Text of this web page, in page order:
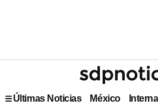
Últimas Noticias México